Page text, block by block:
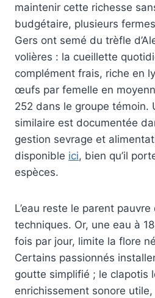
maintenir cette richesse
budgétaire, plusieurs
Gers ont semé du trèfle
volières : la cueillette
complément frais, riche en
œufs par femelle en
252 dans le groupe témoin.
similaire est documentée
gestion sevrage et
disponible ici, bien qu’il
espèces.
L’eau reste le parent
techniques. Or, une eau à
fois par jour, limite la flore
Certains passionnés
goutte simplifié ; le clapotis
enrichissement sonore